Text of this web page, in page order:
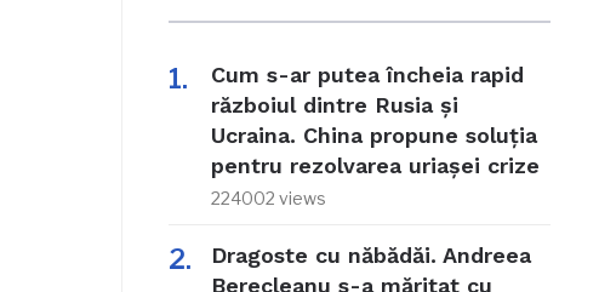
Cum s-ar putea încheia rapid
războiul dintre Rusia și
Ucraina. China propune soluția
pentru rezolvarea uriașei crize
224002 views
Dragoste cu năbădăi. Andreea
Berecleanu s-a măritat cu